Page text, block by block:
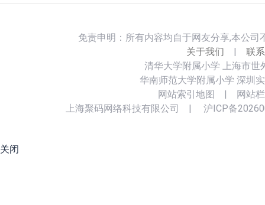
免责申明：所有内容均自于网友分享,本公
关于我们
联
清华大学附属小学 上海市世
华南师范大学附属小学 深圳
网站索引地图
网站
上海聚码网络科技有限公司
沪ICP备
关闭